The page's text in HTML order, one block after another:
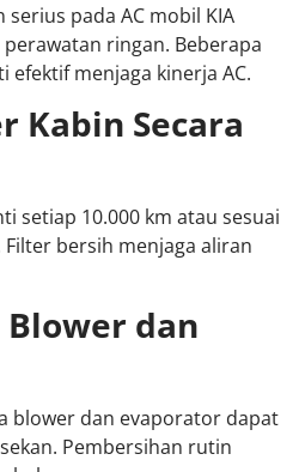
pada AC mobil KIA
ringan. Beberapa
menjaga kinerja AC.
Kabin Secara
setiap 10.000 km atau sesuai
bersih menjaga aliran
dan
blower dan evaporator dapat
Pembersihan rutin